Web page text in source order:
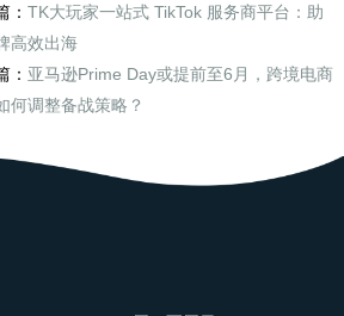
： TK大玩家一站式 TikTok 服务商平台：助
高效出海
： 亚马逊Prime Day或提前至6月，跨境电商
何调整备战策略？